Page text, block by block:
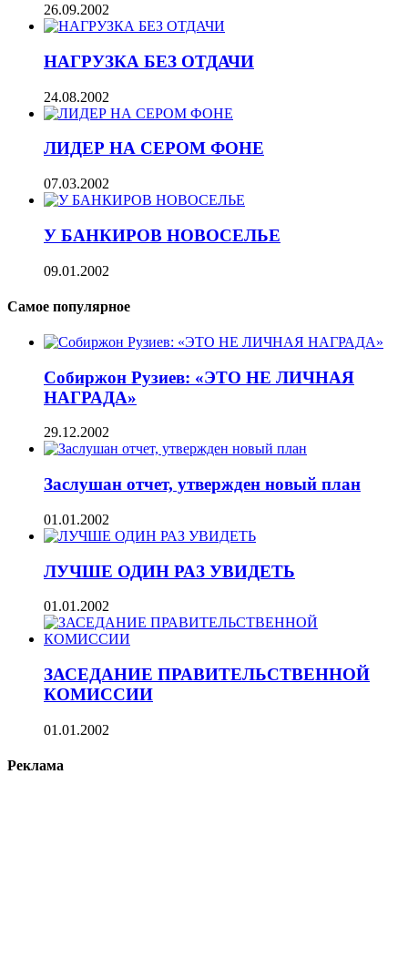
26.09.2002
НАГРУЗКА БЕЗ ОТДАЧИ
24.08.2002
ЛИДЕР НА СЕРОМ ФОНЕ
07.03.2002
У БАНКИРОВ НОВОСЕЛЬЕ
09.01.2002
Самое популярное
Собиржон Рузиев: «ЭТО НЕ ЛИЧНАЯ
НАГРАДА»
29.12.2002
Заслушан отчет, утвержден новый план
01.01.2002
ЛУЧШЕ ОДИН РАЗ УВИДЕТЬ
01.01.2002
ЗАСЕДАНИЕ ПРАВИТЕЛЬСТВЕННОЙ
КОМИССИИ
01.01.2002
Реклама